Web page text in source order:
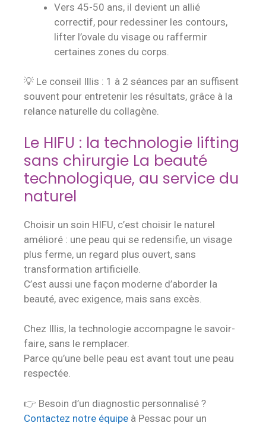
Vers 45-50 ans, il devient un allié
correctif, pour redessiner les contours,
lifter l’ovale du visage ou raffermir
certaines zones du corps.
💡 Le conseil Illis : 1 à 2 séances par an suffisent
souvent pour entretenir les résultats, grâce à la
relance naturelle du collagène.
Le HIFU : la technologie lifting
sans chirurgie La beauté
technologique, au service du
naturel
Choisir un soin HIFU, c’est choisir le naturel
amélioré : une peau qui se redensifie, un visage
plus ferme, un regard plus ouvert, sans
transformation artificielle.
C’est aussi une façon moderne d’aborder la
beauté, avec exigence, mais sans excès.
Chez Illis, la technologie accompagne le savoir-
faire, sans le remplacer.
Parce qu’une belle peau est avant tout une peau
respectée.
👉 Besoin d’un diagnostic personnalisé ?
Contactez notre équipe à Pessac pour un